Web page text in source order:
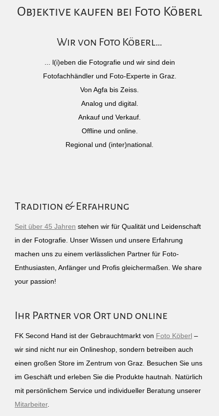
Objektive kaufen bei Foto Köberl
Wir von Foto Köberl…
... l(i)eben die Fotografie und wir sind dein
Fotofachhändler und Foto-Experte in Graz.
Von Agfa bis Zeiss.
Analog und digital.
Ankauf und Verkauf.
Offline und online.
Regional und (inter)national.
Tradition & Erfahrung
Seit über 45 Jahren stehen wir für Qualität und Leidenschaft
in der Fotografie. Unser Wissen und unsere Erfahrung
machen uns zu einem verlässlichen Partner für Foto-
Enthusiasten, Anfänger und Profis gleichermaßen. We share
your passion!
Ihr Partner vor Ort und online
FK Second Hand ist der Gebrauchtmarkt von Foto Köberl –
wir sind nicht nur ein Onlineshop, sondern betreiben auch
einen großen Store im Zentrum von Graz. Besuchen Sie uns
im Geschäft und erleben Sie die Produkte hautnah. Natürlich
mit persönlichem Service und individueller Beratung unserer
Mitarbeiter.